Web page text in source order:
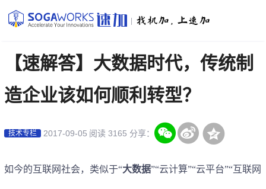
【速解答】大数据时代，传统制
造企业该如何顺利转型？
技术专栏 2017-09-05 阅读 3165 分享：
如今的互联网社会，类似于“大数据”“云计算”“云平台”“互联网